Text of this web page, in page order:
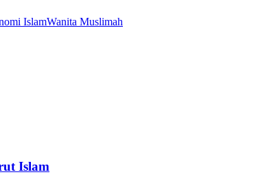
IslamWanita Muslimah
Islam